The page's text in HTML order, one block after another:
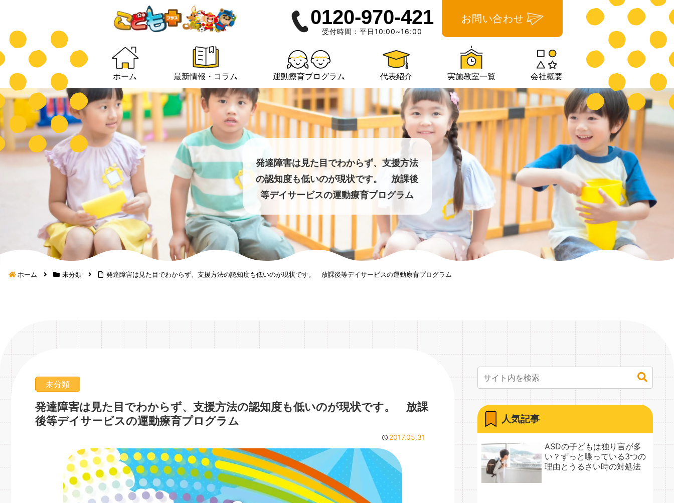
0120-970-421
受付時間：平日10:00~16:00
お問い合わせ
ホーム 最新情報・コラム 運動療育プログラム 代表紹介 実施教室一覧 会社概要
発達障害は見た目でわからず、支援方法
の認知度も低いのが現状です。 放課後
等デイサービスの運動療育プログラム
ホーム 未分類 発達障害は見た目でわからず、支援方法の認知度も低いのが現状です。 放課後等デイサービスの運動療育プログラム
未分類
発達障害は見た目でわからず、支援方法の認知度も低いのが現状です。 放課
後等デイサービスの運動療育プログラム
2017.05.31
人気記事
ASDの子どもは独り言が多
い？ずっと喋っている3つの
理由とうるさい時の対処法